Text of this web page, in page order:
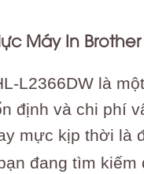
Máy In
L2366DW là
định và chi phí
mực kịp thời là
đang tìm kiếm